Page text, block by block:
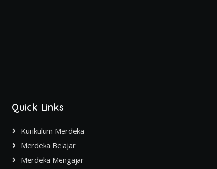
Quick Links
Kurikulum Merdeka
Merdeka Belajar
Merdeka Mengajar